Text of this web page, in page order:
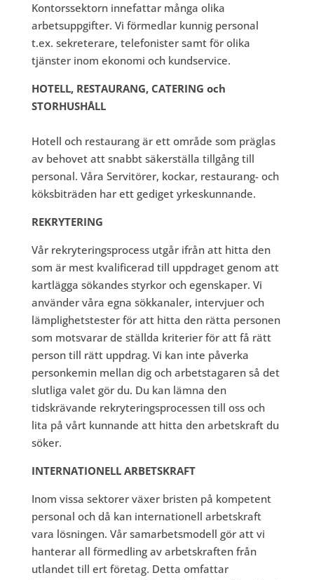
Kontorssektorn innefattar många olika
arbetsuppgifter. Vi förmedlar kunnig personal
t.ex. sekreterare, telefonister samt för olika
tjänster inom ekonomi och kundservice.
HOTELL, RESTAURANG, CATERING och
STORHUSHÅLL
Hotell och restaurang är ett område som präglas
av behovet att snabbt säkerställa tillgång till
personal. Våra Servitörer, kockar, restaurang- och
köksbiträden har ett gediget yrkeskunnande.
REKRYTERING
Vår rekryteringsprocess utgår ifrån att hitta den
som är mest kvalificerad till uppdraget genom att
kartlägga sökandes styrkor och egenskaper. Vi
använder våra egna sökkanaler, intervjuer och
lämplighetstester för att hitta den rätta personen
som motsvarar de ställda kriterier för att få rätt
person till rätt uppdrag. Vi kan inte påverka
personkemin mellan dig och arbetstagaren så det
slutliga valet gör du. Du kan lämna den
tidskrävande rekryteringsprocessen till oss och
lita på vårt kunnande att hitta den arbetskraft du
söker.
INTERNATIONELL ARBETSKRAFT
Inom vissa sektorer växer bristen på kompetent
personal och då kan internationell arbetskraft
vara lösningen. Vår samarbetsmodell gör att vi
hanterar all förmedling av arbetskraften från
utlandet till ert företag. Detta omfattar